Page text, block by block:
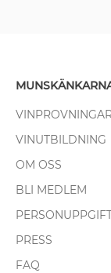
VINUTBILDNING
OM OSS
BLI MEDLEM
PRESS
FAQ